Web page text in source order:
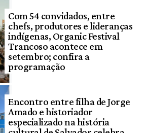
Com 54 convidados, entre
chefs, produtores e lideranças
indígenas, Organic Festival
Trancoso acontece em
setembro; confira a
programação
Encontro entre filha de Jorge
Amado e historiador
especializado na história